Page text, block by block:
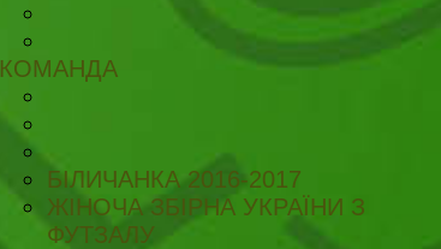
КОМАНДА
БІЛИЧАНКА 2016-2017
ЖІНОЧА ЗБІРНА УКРАЇНИ З
ФУТЗАЛУ